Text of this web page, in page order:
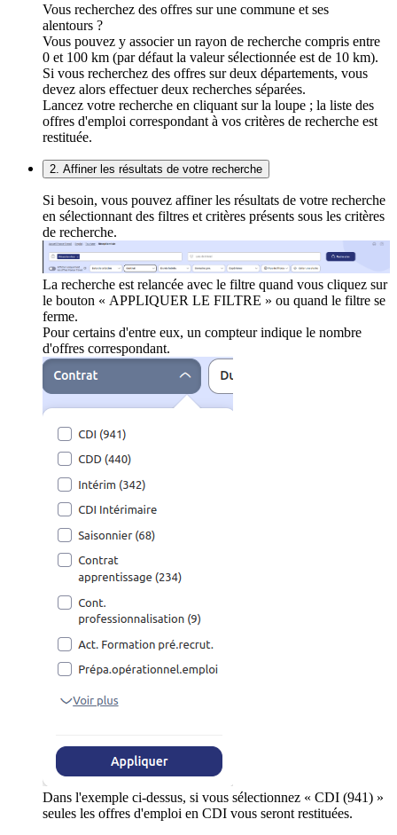
Vous recherchez des offres sur une commune et ses
alentours ?
Vous pouvez y associer un rayon de recherche compris entre
0 et 100 km (par défaut la valeur sélectionnée est de 10 km).
Si vous recherchez des offres sur deux départements, vous
devez alors effectuer deux recherches séparées.
Lancez votre recherche en cliquant sur la loupe ; la liste des
offres d'emploi correspondant à vos critères de recherche est
restituée.
2. Affiner les résultats de votre recherche
Si besoin, vous pouvez affiner les résultats de votre recherche
en sélectionnant des filtres et critères présents sous les critères
de recherche.
La recherche est relancée avec le filtre quand vous cliquez sur
le bouton « APPLIQUER LE FILTRE » ou quand le filtre se
ferme.
Pour certains d'entre eux, un compteur indique le nombre
d'offres correspondant.
Dans l'exemple ci-dessus, si vous sélectionnez « CDI (941) »
seules les offres d'emploi en CDI vous seront restituées.